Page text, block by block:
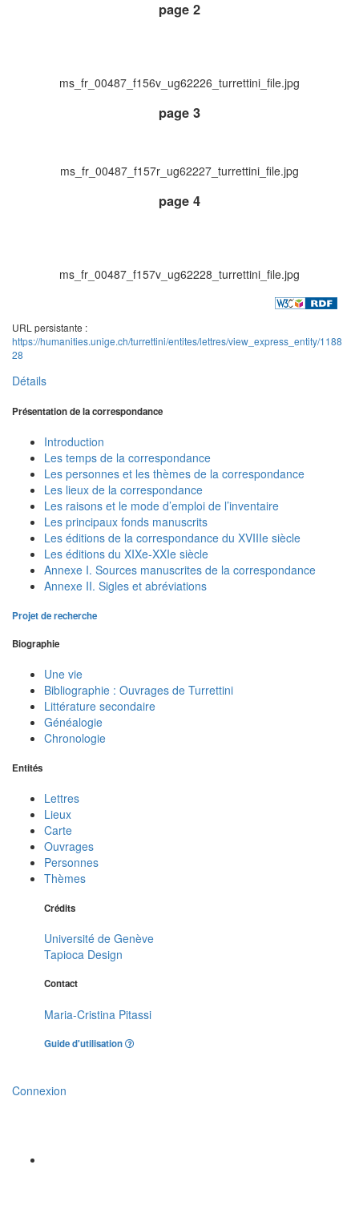
page 2
ms_fr_00487_f156v_ug62226_turrettini_file.jpg
page 3
ms_fr_00487_f157r_ug62227_turrettini_file.jpg
page 4
ms_fr_00487_f157v_ug62228_turrettini_file.jpg
URL persistante :
https://humanities.unige.ch/turrettini/entites/lettres/view_express_entity/1188
28
Détails
Présentation de la correspondance
Introduction
Les temps de la correspondance
Les personnes et les thèmes de la correspondance
Les lieux de la correspondance
Les raisons et le mode d’emploi de l’inventaire
Les principaux fonds manuscrits
Les éditions de la correspondance du XVIIIe siècle
Les éditions du XIXe-XXIe siècle
Annexe I. Sources manuscrites de la correspondance
Annexe II. Sigles et abréviations
Projet de recherche
Biographie
Une vie
Bibliographie : Ouvrages de Turrettini
Littérature secondaire
Généalogie
Chronologie
Entités
Lettres
Lieux
Carte
Ouvrages
Personnes
Thèmes
Crédits
Université de Genève
Tapioca Design
Contact
Maria-Cristina Pitassi
Guide d'utilisation
Connexion